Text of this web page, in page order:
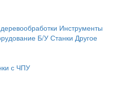
Инструменты
Б/У Станки Другое
с ЧПУ